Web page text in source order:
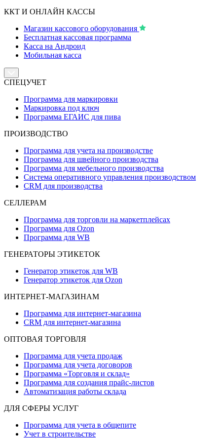
ККТ И ОНЛАЙН КАССЫ
Магазин кассового оборудования
Бесплатная кассовая программа
Касса на Андроид
Мобильная касса
СПЕЦУЧЕТ
Программа для маркировки
Маркировка под ключ
Программа ЕГАИС для пива
ПРОИЗВОДСТВО
Программа для учета на производстве
Программа для швейного производства
Программа для мебельного производства
Система оперативного управления производством
CRM для производства
СЕЛЛЕРАМ
Программа для торговли на маркетплейсах
Программа для Ozon
Программа для WB
ГЕНЕРАТОРЫ ЭТИКЕТОК
Генератор этикеток для WB
Генератор этикеток для Ozon
ИНТЕРНЕТ-МАГАЗИНАМ
Программа для интернет-магазина
CRM для интернет-магазина
ОПТОВАЯ ТОРГОВЛЯ
Программа для учета продаж
Программа для учета договоров
Программа «Торговля и склад»
Программа для создания прайс‑листов
Автоматизация работы склада
ДЛЯ СФЕРЫ УСЛУГ
Программа для учета в общепите
Учет в строительстве